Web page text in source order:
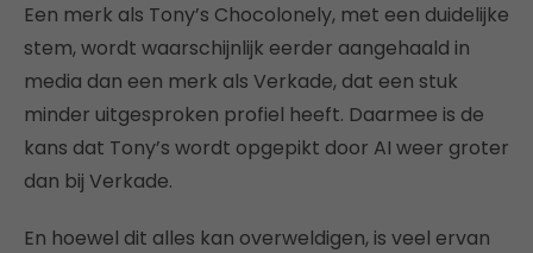
Een merk als Tony’s Chocolonely, met een duidelijke
stem, wordt waarschijnlijk eerder aangehaald in
media dan een merk als Verkade, dat een stuk
minder uitgesproken profiel heeft. Daarmee is de
kans dat Tony’s wordt opgepikt door AI weer groter
dan bij Verkade.
En hoewel dit alles kan overweldigen, is veel ervan